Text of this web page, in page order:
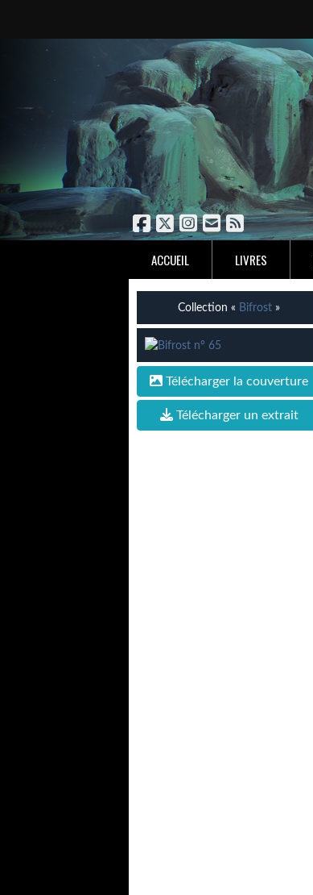
ACCUEIL LIVRES
Collection « Bifrost »
Télécharger la couverture
Télécharger un extrait